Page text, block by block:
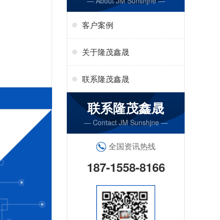
客户案例
关于隆茂鑫晟
联系隆茂鑫晟
联系隆茂鑫晟
— Contact JM Sunshjne —
全国资讯热线
187-1558-8166